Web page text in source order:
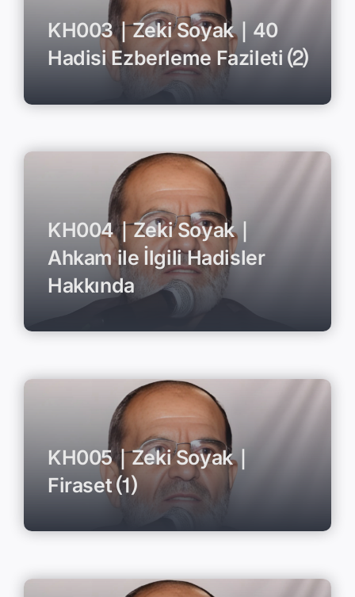
KH003｜Zeki Soyak｜40
Hadisi Ezberleme Fazileti ⑵
KH004｜Zeki Soyak｜
Ahkam ile İlgili Hadisler
Hakkında
KH005｜Zeki Soyak｜
Firaset ⑴